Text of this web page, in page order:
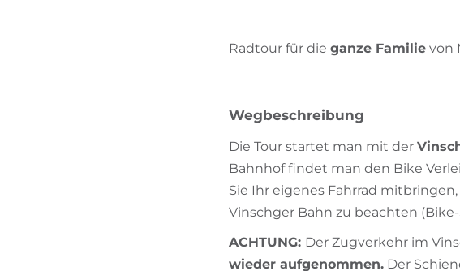
Radtour für die ganze Familie von
Wegbeschreibung
Die Tour startet man mit der
Bahnhof findet man den Bike
Sie Ihr eigenes Fahrrad
Vinschger Bahn zu beachten
ACHTUNG: Der Zugverkehr im
wieder aufgenommen. Der